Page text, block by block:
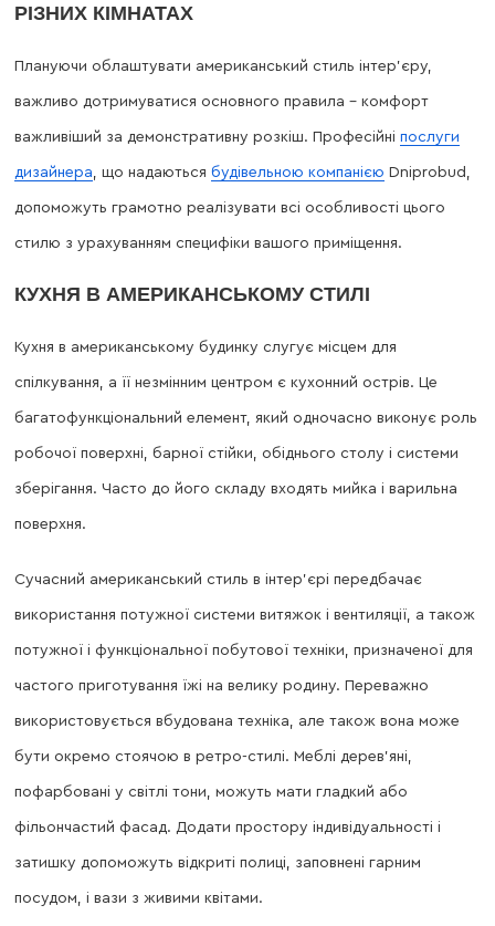
РІЗНИХ КІМНАТАХ
Плануючи облаштувати американський стиль інтер’єру,
важливо дотримуватися основного правила – комфорт
важливіший за демонстративну розкіш. Професійні послуги
дизайнера, що надаються будівельною компанією Dniprobud,
допоможуть грамотно реалізувати всі особливості цього
стилю з урахуванням специфіки вашого приміщення.
КУХНЯ В АМЕРИКАНСЬКОМУ СТИЛІ
Кухня в американському будинку слугує місцем для
спілкування, а її незмінним центром є кухонний острів. Це
багатофункціональний елемент, який одночасно виконує роль
робочої поверхні, барної стійки, обіднього столу і системи
зберігання. Часто до його складу входять мийка і варильна
поверхня.
Сучасний американський стиль в інтер’єрі передбачає
використання потужної системи витяжок і вентиляції, а також
потужної і функціональної побутової техніки, призначеної для
частого приготування їжі на велику родину. Переважно
використовується вбудована техніка, але також вона може
бути окремо стоячою в ретро-стилі. Меблі дерев’яні,
пофарбовані у світлі тони, можуть мати гладкий або
фільончастий фасад. Додати простору індивідуальності і
затишку допоможуть відкриті полиці, заповнені гарним
посудом, і вази з живими квітами.